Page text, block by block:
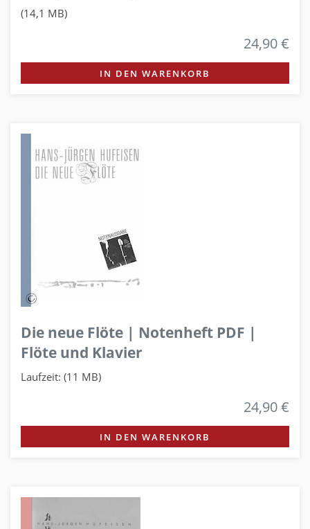
(14,1 MB)
24,90 €
IN DEN WARENKORB
Die neue Flöte | Notenheft PDF |
Flöte und Klavier
Laufzeit: (11 MB)
24,90 €
IN DEN WARENKORB